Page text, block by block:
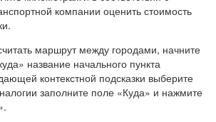
компании оценить стоимость
маршрут между городами, начните
название начального пункта
контекстной подсказки выберите
заполните поле «Куда» и нажмите